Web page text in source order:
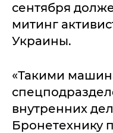
сентября
митинг
Украины.
«Такими
внутренних
Бронетехнику